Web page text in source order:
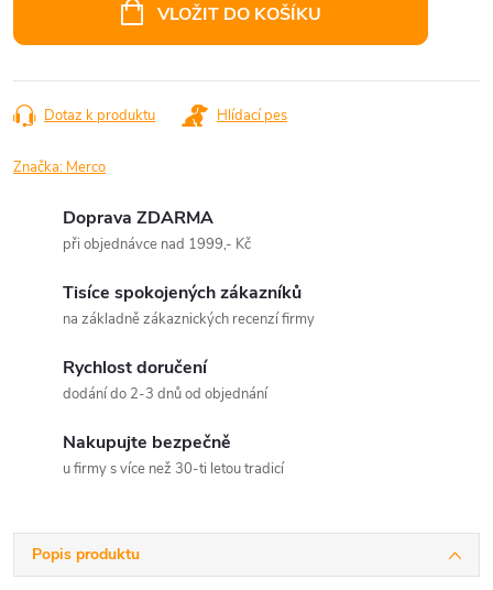
VLOŽIT DO KOŠÍKU
Dotaz k produktu Hlídací pes
Značka: Merco
Doprava ZDARMA
při objednávce nad 1999,- Kč
Tisíce spokojených zákazníků
na základně zákaznických recenzí firmy
Rychlost doručení
dodání do 2-3 dnů od objednání
Nakupujte bezpečně
u firmy s více než 30-ti letou tradicí
Popis produktu